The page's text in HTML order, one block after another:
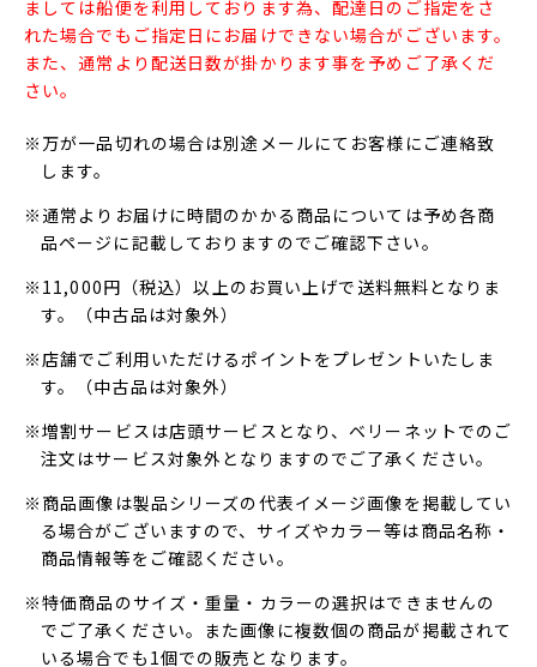
ましては船便を利用しております為、配達日のご指定をさ
れた場合でもご指定日にお届けできない場合がございます。
また、通常より配送日数が掛かります事を予めご了承くだ
さい。
※万が一品切れの場合は別途メールにてお客様にご連絡致
します。
※通常よりお届けに時間のかかる商品については予め各商
品ページに記載しておりますのでご確認下さい。
※11,000円（税込）以上のお買い上げで送料無料となりま
す。（中古品は対象外）
※店舗でご利用いただけるポイントをプレゼントいたしま
す。（中古品は対象外）
※増割サービスは店頭サービスとなり、ベリーネットでのご
注文はサービス対象外となりますのでご了承ください。
※商品画像は製品シリーズの代表イメージ画像を掲載してい
る場合がございますので、サイズやカラー等は商品名称・
商品情報等をご確認ください。
※特価商品のサイズ・重量・カラーの選択はできませんの
でご了承ください。また画像に複数個の商品が掲載されて
いる場合でも1個での販売となります。